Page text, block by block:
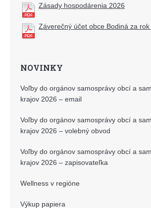
Zásady hospodárenia 2026
Záverečný účet obce Bodiná za
NOVINKY
Voľby do orgánov samosprávy obcí a
krajov 2026 – email
Voľby do orgánov samosprávy obcí a
krajov 2026 – volebný obvod
Voľby do orgánov samosprávy obcí a
krajov 2026 – zapisovateľka
Wellness v regióne
Výkup papiera